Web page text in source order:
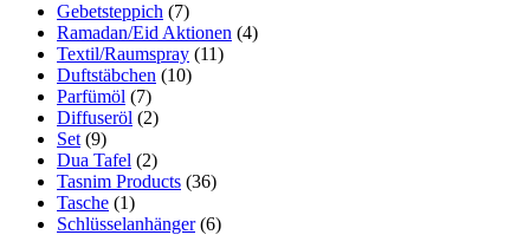
Gebetsteppich (7)
Ramadan/Eid Aktionen (4)
Textil/Raumspray (11)
Duftstäbchen (10)
Parfümöl (7)
Diffuseröl (2)
Set (9)
Dua Tafel (2)
Tasnim Products (36)
Tasche (1)
Schlüsselanhänger (6)